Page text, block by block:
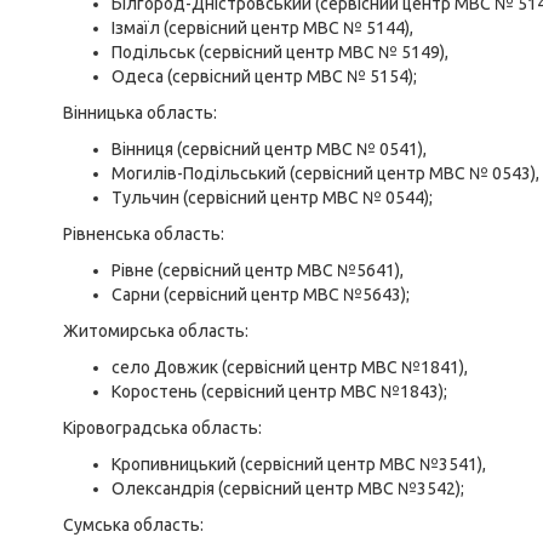
Ізмаїл (сервісний центр МВС № 5144),
Подільськ (сервісний центр МВС № 5149),
Одеса (сервісний центр МВС № 5154);
Вінницька область:
Вінниця (сервісний центр МВС № 0541),
Могилів-Подільський (сервісний центр МВС № 0543),
Тульчин (сервісний центр МВС № 0544);
Рівненська область:
Рівне (сервісний центр МВС №5641),
Сарни (сервісний центр МВС №5643);
Житомирська область:
село Довжик (сервісний центр МВС №1841),
Коростень (сервісний центр МВС №1843);
Кіровоградська область:
Кропивницький (сервісний центр МВС №3541),
Олександрія (сервісний центр МВС №3542);
Сумська область: